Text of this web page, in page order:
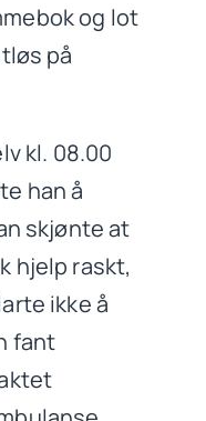
og lot
på
kl. 08.00
han å
skjønte at
hjelp raskt,
ikke å
fant